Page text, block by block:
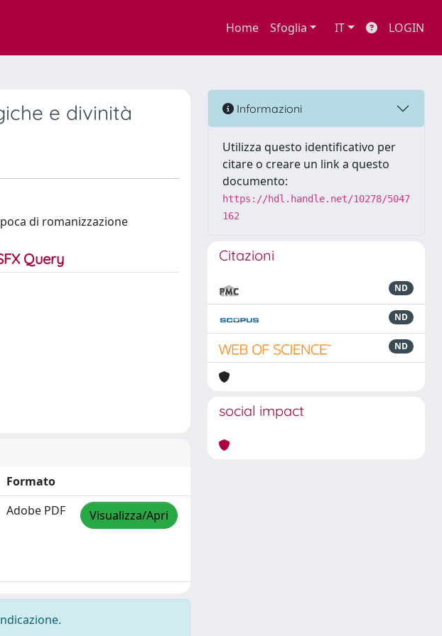
Home Sfoglia IT LOGIN
e divinità
di romanizzazione
Formato
Adobe PDF Visualizza/Apri
Informazioni
Utilizza questo identificativo per
citare o creare un link a questo
documento:
https://hdl.handle.net/10278/5047
162
Citazioni
ND
ND
ND
social impact